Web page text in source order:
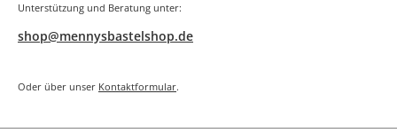
Unterstützung und Beratung unter:
shop@mennysbastelshop.de
Oder über unser Kontaktformular.